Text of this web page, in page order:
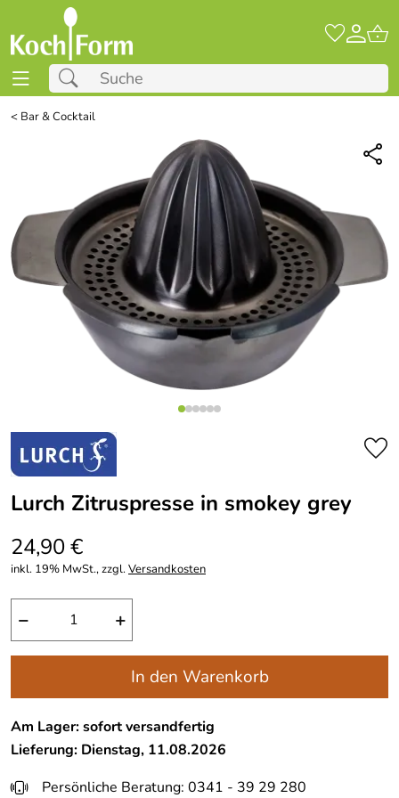
< Bar & Cocktail
Lurch Zitruspresse in smokey grey
24,90 €
inkl. 19% MwSt., zzgl.Versandkosten
− +
In den Warenkorb
Am Lager: sofort versandfertig
Lieferung: Dienstag, 11.08.2026
Persönliche Beratung: 0341 - 39 29 280